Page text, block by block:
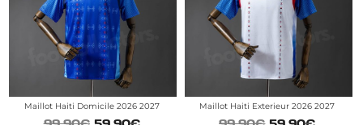
Maillot Haiti Domicile 2026 2027 Maillot Haiti Exterieur 2026 2027